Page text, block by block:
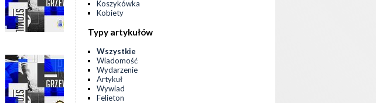
Koszykówka
Kobiety
Typy artykułów
Wszystkie
Wiadomość
Wydarzenie
Artykuł
Wywiad
Felieton